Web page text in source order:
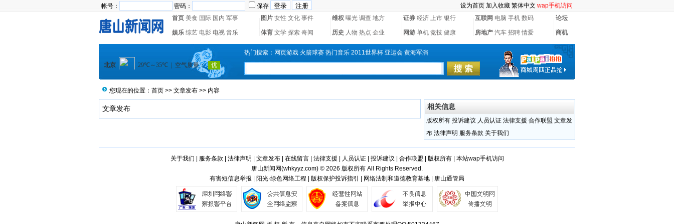
帐号： 密码： 保存 设为首页 加入收藏 繁体中文 wap手机访问
首页 美食 国际 国内 军事 图片 女性 文化 事件 维权 曝光 调查 地方 证券 经济 上市 银行 互联网 电脑 手机 数码 论坛
娱乐 综艺 电影 电视 音乐 体育 文学 探索 奇闻 历史 人物 热点 企业 网游 单机 竞技 健康 房地产 汽车 招聘 情爱 商机
热门搜索： 网页游戏 火箭球赛 热门音乐 2011世界杯 亚运会 黄海军演
您现在的位置： 首页 >> 文章发布 >> 内容
文章发布 相关信息
版权所有 投诉建议 人员认证 法律支援 合作联盟 文章发
布 法律声明 服务条款 关于我们
关于我们 服务条款 法律声明 文章发布| 在线留言| 法律支援 人员认证| 投诉建议 合作联盟 版权所有| 本站wap手机访问
唐山新闻网(whkyyz.com) © 2026 版权所有 All Rights Reserved.
有害短信息举报 | 阳光·绿色网络工程 | 版权保护投诉指引 | 网络法制和道德教育基地 | 唐山通管局